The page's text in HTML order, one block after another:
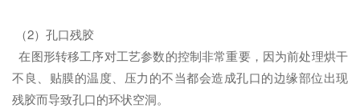
（2）孔口残胶
在图形转移工序对工艺参数的控制非常重要，因为前处理烘干
不良、贴膜的温度、压力的不当都会造成孔口的边缘部位出现
残胶而导致孔口的环状空洞。